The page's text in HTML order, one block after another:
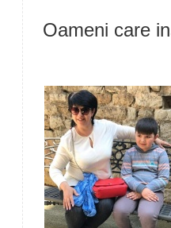
Oameni care